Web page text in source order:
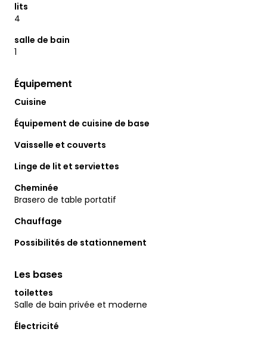
lits
4
salle de bain
1
Équipement
Cuisine
Équipement de cuisine de base
Vaisselle et couverts
Linge de lit et serviettes
Cheminée
Brasero de table portatif
Chauffage
Possibilités de stationnement
Les bases
toilettes
Salle de bain privée et moderne
Électricité